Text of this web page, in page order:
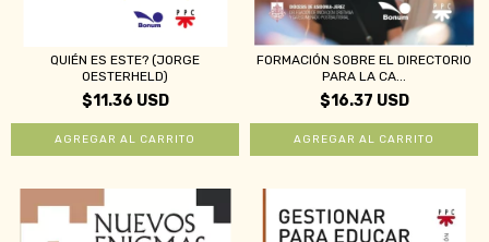
QUIÉN ES ESTE? (JORGE
OESTERHELD)
$11.36 USD
FORMACIÓN SOBRE EL DIRECTORIO
PARA LA CA...
$16.37 USD